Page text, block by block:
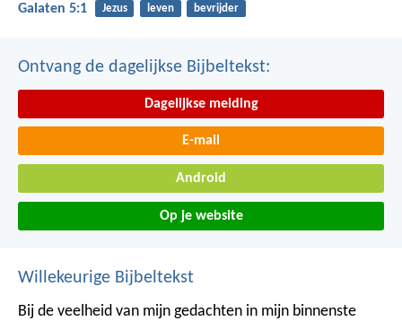
Galaten 5:1 Jezus leven bevrijder
Ontvang de dagelijkse Bijbeltekst:
Dagelijkse melding
E-mail
Android
Op je website
Willekeurige Bijbeltekst
Bij de veelheid van mijn gedachten in mijn binnenste